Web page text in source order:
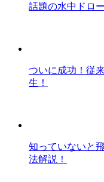
話題の水中ドロ
ついに成功！従
生！
知っていないと
法解説！